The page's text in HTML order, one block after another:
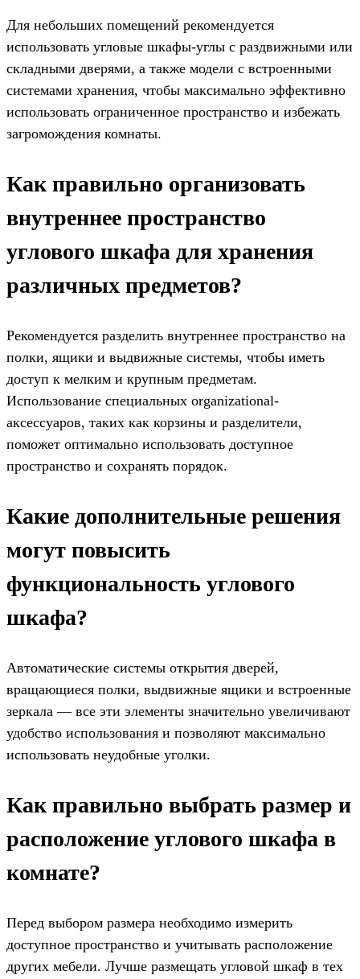
Для небольших помещений рекомендуется
использовать угловые шкафы-углы с раздвижными или
складными дверями, а также модели с встроенными
системами хранения, чтобы максимально эффективно
использовать ограниченное пространство и избежать
загромождения комнаты.
Как правильно организовать
внутреннее пространство
углового шкафа для хранения
различных предметов?
Рекомендуется разделить внутреннее пространство на
полки, ящики и выдвижные системы, чтобы иметь
доступ к мелким и крупным предметам.
Использование специальных organizational-
аксессуаров, таких как корзины и разделители,
поможет оптимально использовать доступное
пространство и сохранять порядок.
Какие дополнительные решения
могут повысить
функциональность углового
шкафа?
Автоматические системы открытия дверей,
вращающиеся полки, выдвижные ящики и встроенные
зеркала — все эти элементы значительно увеличивают
удобство использования и позволяют максимально
использовать неудобные уголки.
Как правильно выбрать размер и
расположение углового шкафа в
комнате?
Перед выбором размера необходимо измерить
доступное пространство и учитывать расположение
других мебели. Лучше размещать угловой шкаф в тех